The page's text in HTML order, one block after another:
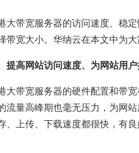
大带宽服务器的访问速度、稳
带宽大小。华纳云在本文中为
提高网站访问速度、为网站用
大带宽服务器的硬件配置和带
流量高峰期也毫无压力，为网
、上传、下载速度都很快，有